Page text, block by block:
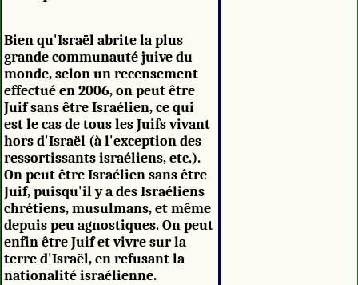
Bien qu'Israël abrite la plus
grande communauté juive du
monde, selon un recensement
effectué en 2006, on peut être
Juif sans être Israélien, ce qui
est le cas de tous les Juifs vivant
hors d'Israël (à l'exception des
ressortissants israéliens, etc.).
On peut être Israélien sans être
Juif, puisqu'il y a des Israéliens
chrétiens, musulmans, et même
depuis peu agnostiques. On peut
enfin être Juif et vivre sur la
terre d'Israël, en refusant la
nationalité israélienne.